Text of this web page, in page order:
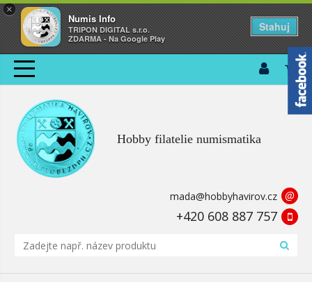
×
Numis Info
TRIPON DIGITAL s.r.o.
ZDARMA - Na Google Play
Stahuj
Hobby filatelie numismatika
mada@hobbyhavirov.cz @
+420 608 887 757